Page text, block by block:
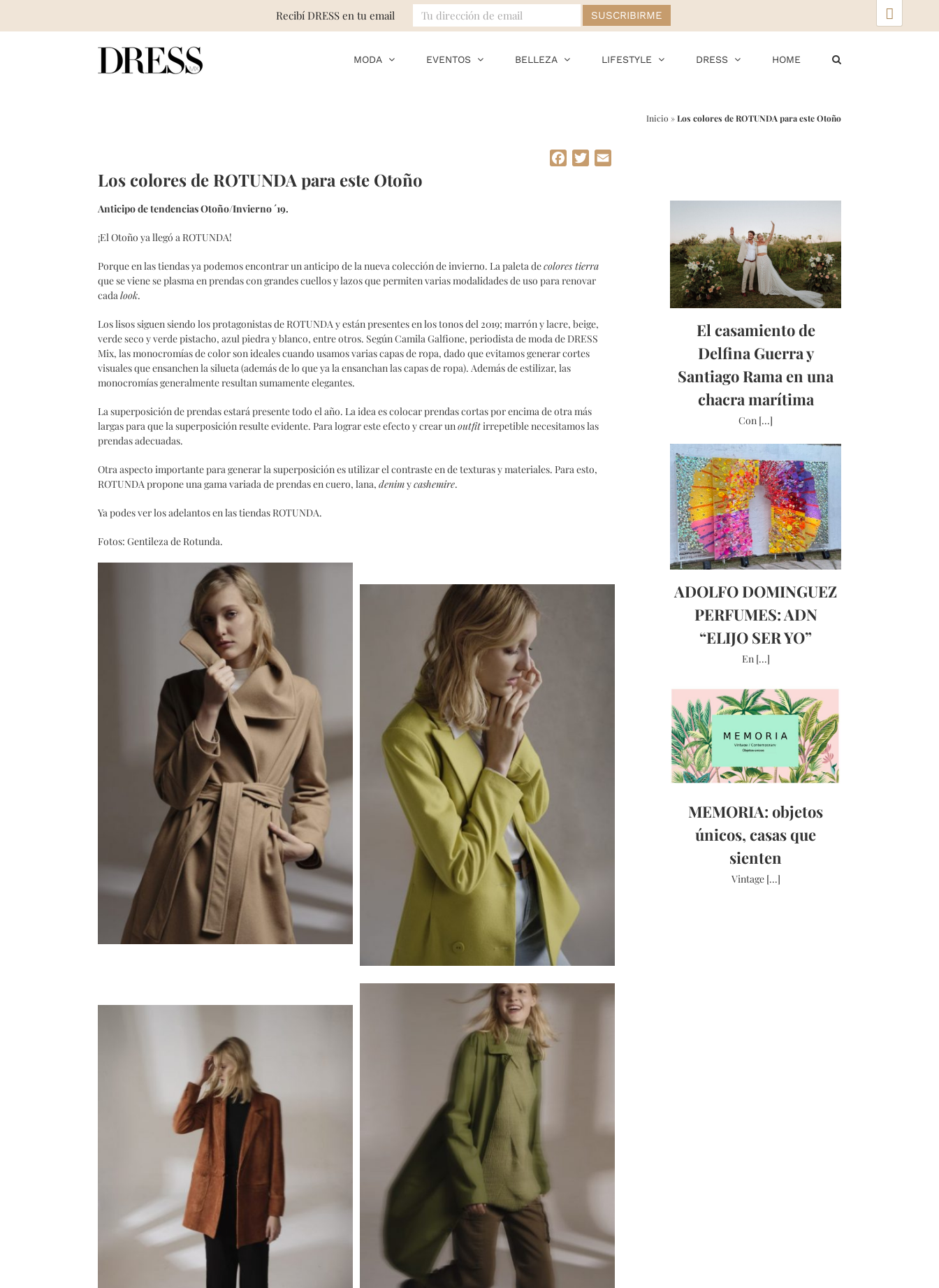
MODA EVENTOS BELLEZA LIFESTYLE DRESS HOME
Inicio »Los colores de ROTUNDA para este Otoño
Facebook
Twitter
Los colores de ROTUNDA para este Otoño
Anticipo de tendencias Otoño/Invierno ´19.
¡El Otoño ya llegó a ROTUNDA!
Porque en las tiendas ya podemos encontrar un anticipo de la nueva colección de invierno. La paleta decolores tierra
que se viene se plasma en prendas con grandes cuellos y lazos que permiten varias modalidades de uso para renovar
cadalook.
Los lisos siguen siendo los protagonistas de ROTUNDA y están presentes en los tonos del 2019; marrón y lacre, beige,
verde seco y verde pistacho, azul piedra y blanco, entre otros. Según Camila Galfione, periodista de moda de DRESS
Mix, las monocromías de color son ideales cuando usamos varias capas de ropa, dado que evitamos generar cortes
visuales que ensanchen la silueta (además de lo que ya la ensanchan las capas de ropa). Además de estilizar, las
monocromías generalmente resultan sumamente elegantes.
La superposición de prendas estará presente todo el año. La idea es colocar prendas cortas por encima de otra más
largas para que la superposición resulte evidente. Para lograr este efecto y crear unoutfitirrepetible necesitamos las
prendas adecuadas.
Otra aspecto importante para generar la superposición es utilizar el contraste en de texturas y materiales. Para esto,
ROTUNDA propone una gama variada de prendas en cuero, lana, denimycashemire.
Ya podes ver los adelantos en las tiendas ROTUNDA.
Fotos: Gentileza de Rotunda.
El casamiento de
Delfina Guerra y
Santiago Rama en una
chacra marítima
Con [...]
ADOLFO DOMINGUEZ
PERFUMES: ADN
“ELIJO SER YO”
En [...]
MEMORIA: objetos
únicos, casas que
sienten
Vintage [...]
Recibí DRESS en tu email